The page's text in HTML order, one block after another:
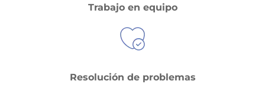
Trabajo en equipo
Resolución de problemas